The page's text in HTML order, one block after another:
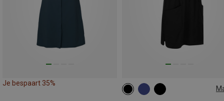
Je bespaart 35%
XS S M